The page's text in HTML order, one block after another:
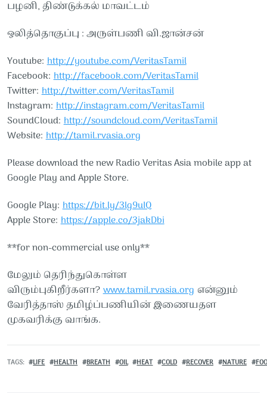
பழனி, திண்டுக்கல் மாவட்டம்
ஒலித்தொகுப்பு : அருள்பணி வி.ஜான்சன்
Youtube:http://youtube.com/VeritasTamil​​
Facebook:http://facebook.com/VeritasTamil​​
Twitter:http://twitter.com/VeritasTamil​​
Instagram:http://instagram.com/VeritasTamil​​
SoundCloud:http://soundcloud.com/VeritasTamil​​
Website:http://tamil.rvasia.org
Please download the new Radio Veritas Asia mobile app at
Google Play and Apple Store.
Google Play:https://bit.ly/3lg9uIQ
Apple Store:https://apple.co/3jakDbi
**for non-commercial use only**
மேலும் தெரிந்துகொள்ள
விரும்புகிறீர்களா?www.tamil.rvasia.org என்னும்
வேரித்தாஸ் தமிழ்ப்பணியின் இணையதள
முகவரிக்கு வாங்க.
TAGS LIFE HEALTH BREATH OIL HEAT COLD RECOVER NATURE